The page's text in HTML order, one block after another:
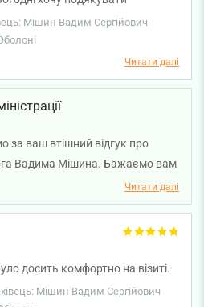
Сергійовичу — якісна
дуже уважне ставлення до
Мішин Вадим Сергійович
Читати далі
за ваш втішний відгук про
Вадима Мішина. Бажаємо вам
Читати далі
досить комфортно на візиті.
Мішин Вадим Сергійович